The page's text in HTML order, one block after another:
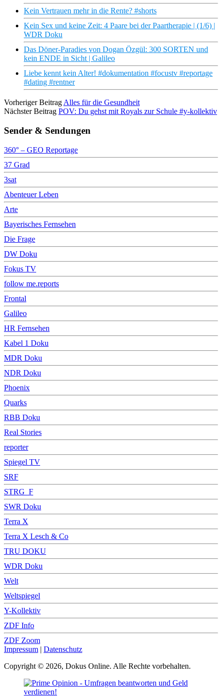
Kein Vertrauen mehr in die Rente? #shorts
Kein Sex und keine Zeit: 4 Paare bei der Paartherapie | (1/6) |
WDR Doku
Das Döner-Paradies von Dogan Özgül: 300 SORTEN und
kein ENDE in Sicht | Galileo
Liebe kennt kein Alter! #dokumentation #focustv #reportage
#dating #rentner
Vorheriger Beitrag Alles für die Gesundheit
Nächster Beitrag POV: Du gehst mit Royals zur Schule #y-kollektiv
Sender & Sendungen
360° – GEO Reportage
37 Grad
3sat
Abenteuer Leben
Arte
Bayerisches Fernsehen
Die Frage
DW Doku
Fokus TV
follow me.reports
Frontal
Galileo
HR Fernsehen
Kabel 1 Doku
MDR Doku
NDR Doku
Phoenix
Quarks
RBB Doku
Real Stories
reporter
Spiegel TV
SRF
STRG_F
SWR Doku
Terra X
Terra X Lesch & Co
TRU DOKU
WDR Doku
Welt
Weltspiegel
Y-Kollektiv
ZDF Info
ZDF Zoom
Impressum | Datenschutz
Copyright © 2026, Dokus Online. Alle Rechte vorbehalten.